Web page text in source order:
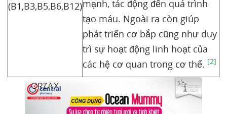
(B1,B3,B5,B6,B12)mạnh, tác động đến quá trình
tạo máu. Ngoài ra còn giúp
phát triển cơ bắp cũng như duy
trì sự hoạt động linh hoạt của
các hệ cơ quan trong cơ thể. [2]